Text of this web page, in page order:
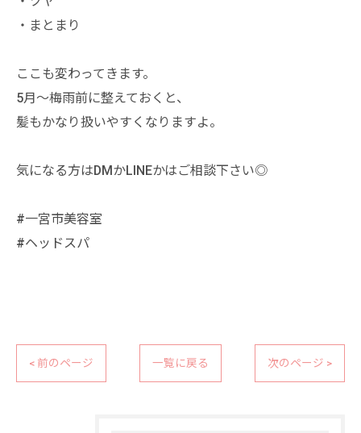
・まとまり
ここも変わってきます。
5月〜梅雨前に整えておくと、
髪もかなり扱いやすくなりますよ。
気になる方はDMかLINEかはご相談下さい◎
#一宮市美容室
#ヘッドスパ
< 前のページ 一覧に戻る 次のページ >